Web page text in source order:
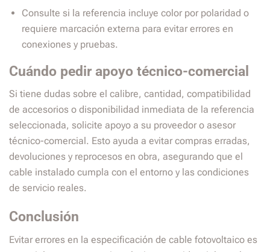
Consulte si la referencia incluye color por polaridad o
requiere marcación externa para evitar errores en
conexiones y pruebas.
Cuándo pedir apoyo técnico-comercial
Si tiene dudas sobre el calibre, cantidad, compatibilidad
de accesorios o disponibilidad inmediata de la referencia
seleccionada, solicite apoyo a su proveedor o asesor
técnico-comercial. Esto ayuda a evitar compras erradas,
devoluciones y reprocesos en obra, asegurando que el
cable instalado cumpla con el entorno y las condiciones
de servicio reales.
Conclusión
Evitar errores en la especificación de cable fotovoltaico es